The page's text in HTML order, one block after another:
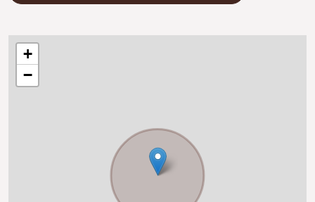
+
−